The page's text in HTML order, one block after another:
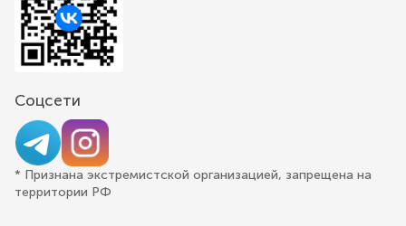
Соцсети
* Признана экстремистской организацией, запрещена на
территории РФ